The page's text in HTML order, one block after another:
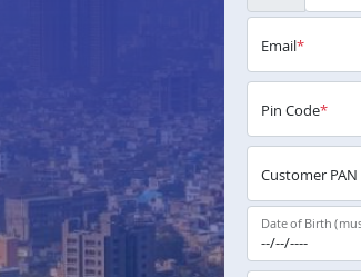
Email*
Pin Code*
Customer PAN
Date of Birth